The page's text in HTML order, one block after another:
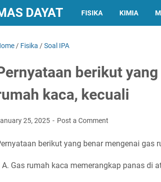
DAYAT FISIKA KIMIA
/ Fisika /Soal IPA
berikut
kaca, kecuali
25, 2025 Post a Comment
berikut yang benar mengenai gas
A. Gas rumah kaca memerangkap panas di